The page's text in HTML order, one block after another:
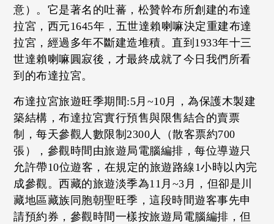
意）。它是著名的吐蕃，松贊幹布所創建的布達
拉宮，西元1645年，五世達賴喇嘛決定重建布達
拉宮，經過多年不斷建造堆積。直到1933年十三
世達賴喇嘛圓寂後，才最終成就了今日我們所看
到的布達拉宮。
布達拉宮旅遊旺季期間:5月~10月，為保護木製建
築結構，布達拉宮實行預售與限售結合的賣票
制，每天參觀人數限制2300人（散客票約700
張），參觀時間由旅遊局電腦編排，每位導遊只
允許帶10位遊客，在規定的旅遊路線1小時以內完
成參觀。西藏的旅遊淡季為11月~3月，但卻是川
藏地區藏族同胞朝聖旺季，這段時間遊客事先申
請預約券，參觀時間一樣按旅遊局電腦編排，但